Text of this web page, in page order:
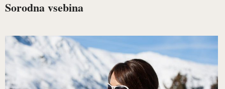
Sorodna vsebina